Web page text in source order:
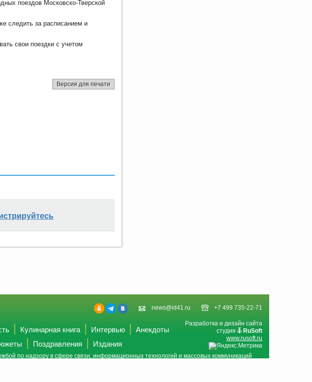
поездов Московско-Тверской
следить за расписанием и
свои поездки с учетом
Версия для печати
news@id41.ru +7 499 735-22-71
Разработка и дизайн сайта
студия
RuSoft
www.rusoft.ru
Кулинарная книга Интервью
Анекдоты
Поздравления Издания
по надзору в сфере связи, информационных технологий и массовых коммуникаций